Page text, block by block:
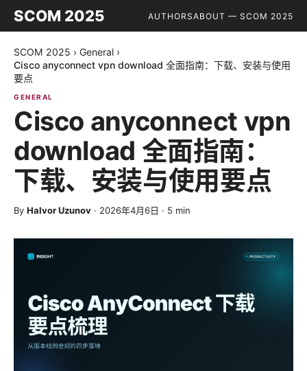
SCOM 2025 AUTHORSABOUT — SCOM 2025
SCOM 2025 › General ›
Cisco anyconnect vpn download 全面指南：下载、安装与使用
要点
GENERAL
Cisco anyconnect vpn
download 全面指南：
下载、安装与使用要点
By Halvor Uzunov · 2026年4月6日 · 5 min